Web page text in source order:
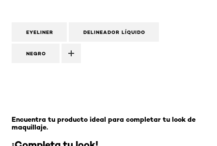
EYELINER DELINEADOR LÍQUIDO
NEGRO
Encuentra tu producto ideal para completar tu look de
maquillaje.